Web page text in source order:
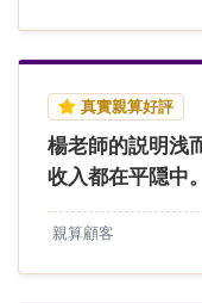
真實親算好評
楊老師的説明浅
收入都在平隠中
親算顧客